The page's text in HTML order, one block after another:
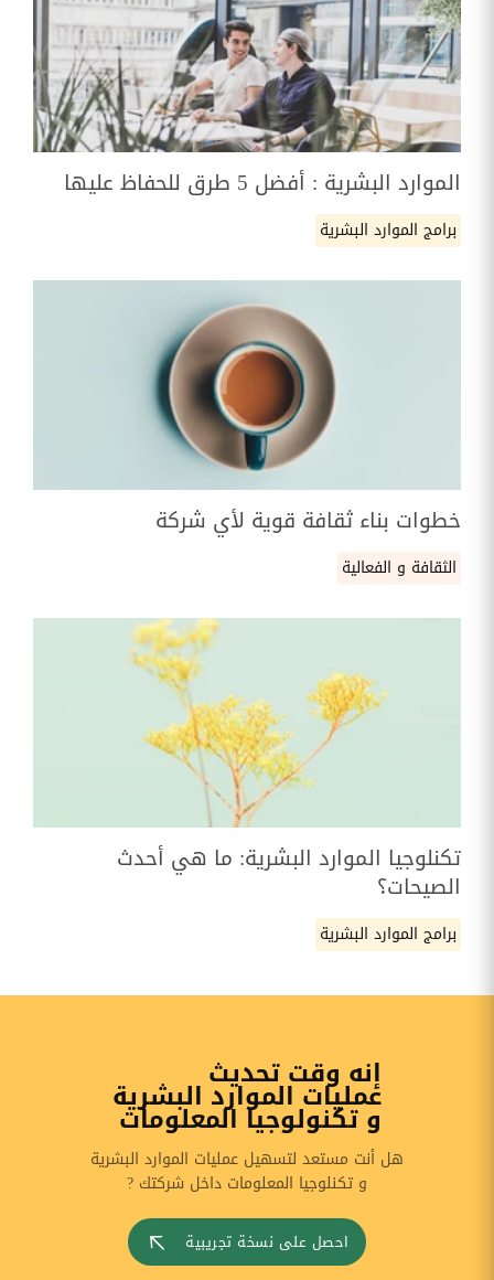
الموارد البشرية : أفضل 5 طرق للحفاظ عليها
برامج الموارد البشرية
خطوات بناء ثقافة قوية لأي شركة
الثقافة و الفعالية
تكنلوجيا الموارد البشرية: ما هي أحدث
الصيحات؟
برامج الموارد البشرية
إنه وقت تحديث
عمليات الموارد البشرية
و تكنولوجيا المعلومات
هل أنت مستعد لتسهيل عمليات الموارد البشرية
و تكنلوجيا المعلومات داخل شركتك ?
احصل على نسخة تجريبية